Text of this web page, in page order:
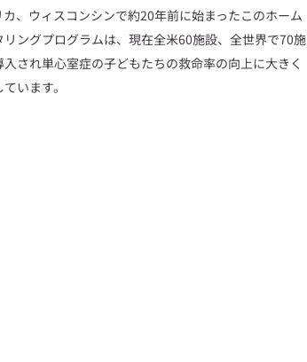
カ、ウィスコンシンで約20年前に始まったこのホーム
リングプログラムは、現在全米60施設、全世界で70施
入され単心室症の子どもたちの救命率の向上に大きく
います。